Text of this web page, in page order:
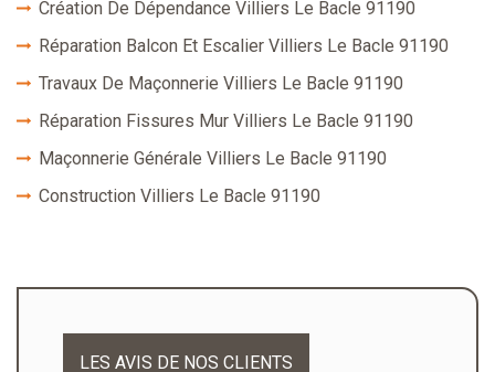
Création De Dépendance Villiers Le Bacle 91190
Réparation Balcon Et Escalier Villiers Le Bacle 91190
Travaux De Maçonnerie Villiers Le Bacle 91190
Réparation Fissures Mur Villiers Le Bacle 91190
Maçonnerie Générale Villiers Le Bacle 91190
Construction Villiers Le Bacle 91190
LES AVIS DE NOS CLIENTS